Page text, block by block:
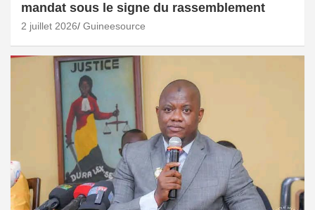
mandat sous le signe du rassemblement
2 juillet 2026 Guineesource